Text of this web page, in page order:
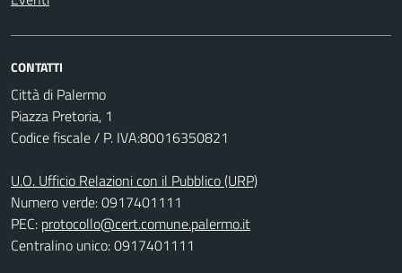
CONTATTI
Città di Palermo
Piazza Pretoria, 1
Codice fiscale / P. IVA:80016350821
U.O. Ufficio Relazioni con il Pubblico (URP)
Numero verde: 0917401111
PEC: protocollo@cert.comune.palermo.it
Centralino unico: 0917401111